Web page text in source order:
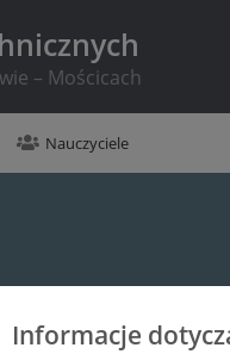
– Mościcach
Nauczyciele
Informacje